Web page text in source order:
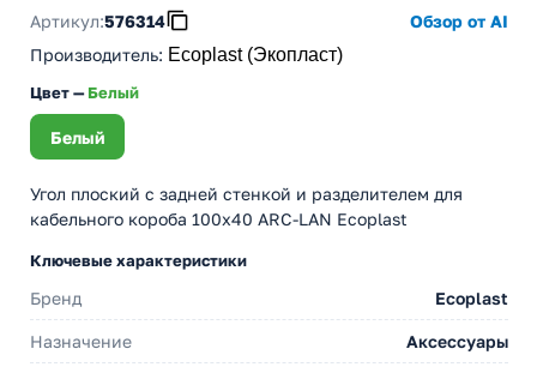
Артикул:576314
Обзор от AI
Производитель: Ecoplast (Экопласт)
Цвет —Белый
Белый
Угол плоский с задней стенкой и разделителем для
кабельного короба 100х40 ARC-LAN Ecoplast
Ключевые характеристики
Бренд Ecoplast
Назначение Аксессуары